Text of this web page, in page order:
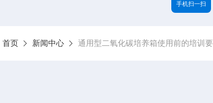
首页 新闻中心 通用型二氧化碳培养箱使用前的培训
手机扫一扫